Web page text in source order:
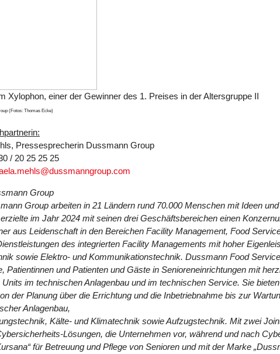
Xylophon, einer der Gewinner des 1. Preises in der Altersgruppe II
(Fotos: Thomas Ecke)
Pressesprecherin Dussmann Group
/ 20 25 25 25
Group
Group arbeiten in 21 Ländern rund 70.000 Menschen mit Ideen
im Jahr 2024 mit seinen dreiGeschäftsbereichen einen
aus Leidenschaft in den Bereichen Facility Management, Food
des integrierten Facility Managements mit hoher
sowie Elektro- und Kommunikationstechnik. Dussmann Food
Patientinnen und Patienten und Gäste in Senioreneinrichtungen mit
Units im technischen Anlagenbau und im technischen Service. Sie
der Planung über die Errichtung und die Inbetriebnahme bis zur
Anlagenbau,
Kälte- und Klimatechnik sowie Aufzugstechnik. Mit zwei
Lösungen, die Unternehmen vor, während und nach
für Betreuung und Pflege von Senioren und mit der Marke